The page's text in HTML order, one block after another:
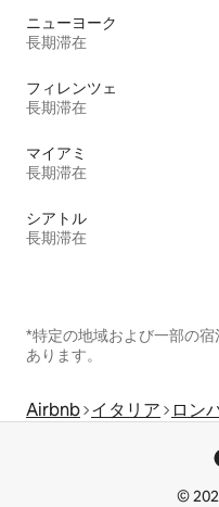
ニューヨーク
長期滞在
フィレンツェ
長期滞在
マイアミ
長期滞在
シアトル
長期滞在
*特定の地域および一部の
あります。
Airbnb イタリア ロン
©